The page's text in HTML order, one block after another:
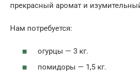
прекрасный аромат и
Нам потребуется:
огурцы — 3 кг.
помидоры — 1,5 кг.